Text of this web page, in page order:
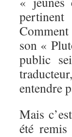
Comment
son «
public
entendre
Mais
été